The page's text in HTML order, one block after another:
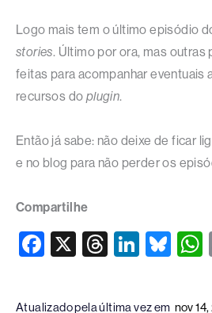
Logo mais tem o último episódio
stories. Último por ora, mas
feitas para acompanhar eventuais
recursos do plugin.
Então já sabe: não deixe de ficar
e no blog para não perder os
Compartilhe
F
X
T
Li
Bl
Atualizado pela última vez em nov 14,